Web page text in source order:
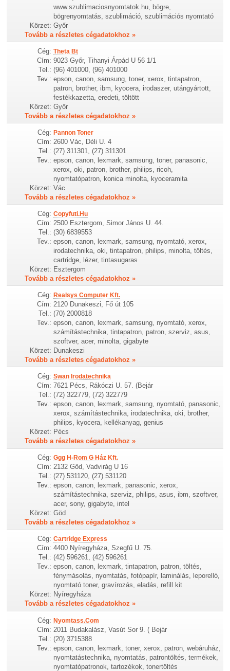
www.szublimaciosnyomtatok.hu, bögre,
bögrenyomtatás, szublimáció, szublimációs nyomtató
Körzet: Győr
Tovább a részletes cégadatokhoz »
Cég: Theta Bt
Cím: 9023 Győr, Tihanyi Árpád U 56 1/1
Tel.: (96) 401000, (96) 401000
Tev.: epson, canon, samsung, toner, xerox, tintapatron,
patron, brother, ibm, kyocera, irodaszer, utángyártott,
festékkazetta, eredeti, töltött
Körzet: Győr
Tovább a részletes cégadatokhoz »
Cég: Pannon Toner
Cím: 2600 Vác, Déli U. 4
Tel.: (27) 311301, (27) 311301
Tev.: epson, canon, lexmark, samsung, toner, panasonic,
xerox, oki, patron, brother, philips, ricoh,
nyomtatópatron, konica minolta, kyoceramita
Körzet: Vác
Tovább a részletes cégadatokhoz »
Cég: Copyfuti.Hu
Cím: 2500 Esztergom, Simor János U. 44.
Tel.: (30) 6839553
Tev.: epson, canon, lexmark, samsung, nyomtató, xerox,
irodatechnika, oki, tintapatron, philips, minolta, töltés,
cartridge, lézer, tintasugaras
Körzet: Esztergom
Tovább a részletes cégadatokhoz »
Cég: Realsys Computer Kft.
Cím: 2120 Dunakeszi, Fő út 105
Tel.: (70) 2000818
Tev.: epson, canon, lexmark, samsung, nyomtató, xerox,
számítástechnika, tintapatron, patron, szerviz, asus,
szoftver, acer, minolta, gigabyte
Körzet: Dunakeszi
Tovább a részletes cégadatokhoz »
Cég: Swan Irodatechnika
Cím: 7621 Pécs, Rákóczi U. 57. (Bejár
Tel.: (72) 322779, (72) 322779
Tev.: epson, canon, lexmark, samsung, nyomtató, panasonic,
xerox, számítástechnika, irodatechnika, oki, brother,
philips, kyocera, kellékanyag, genius
Körzet: Pécs
Tovább a részletes cégadatokhoz »
Cég: Ggg H-Rom G Ház Kft.
Cím: 2132 Göd, Vadvirág U 16
Tel.: (27) 531120, (27) 531120
Tev.: epson, canon, lexmark, panasonic, xerox,
számítástechnika, szerviz, philips, asus, ibm, szoftver,
acer, sony, gigabyte, intel
Körzet: Göd
Tovább a részletes cégadatokhoz »
Cég: Cartridge Express
Cím: 4400 Nyíregyháza, Szegfű U. 75.
Tel.: (42) 596261, (42) 596261
Tev.: epson, canon, lexmark, tintapatron, patron, töltés,
fénymásolás, nyomtatás, fotópapír, laminálás, leporelló,
nyomtató toner, gravírozás, eladás, refill kit
Körzet: Nyíregyháza
Tovább a részletes cégadatokhoz »
Cég: Nyomtass.Com
Cím: 2011 Budakalász, Vasút Sor 9. ( Bejár
Tel.: (20) 3715388
Tev.: epson, canon, lexmark, toner, xerox, patron, webáruház,
nyomtatástechnika, nyomtatás, patrontöltés, termékek,
nyomtatópatronok, tartozékok, tonertöltés